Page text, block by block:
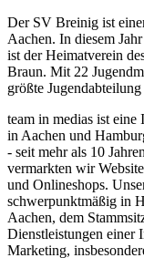
Der SV Breinig ist
Aachen. In diesem
ist der Heimatverein
Braun. Mit 22
größte
team in medias ist eine
in Aachen und
- seit mehr als 10
vermarkten wir
und Onlineshops.
schwerpunktmäßig in
Aachen, dem
Dienstleistungen einer
Marketing,